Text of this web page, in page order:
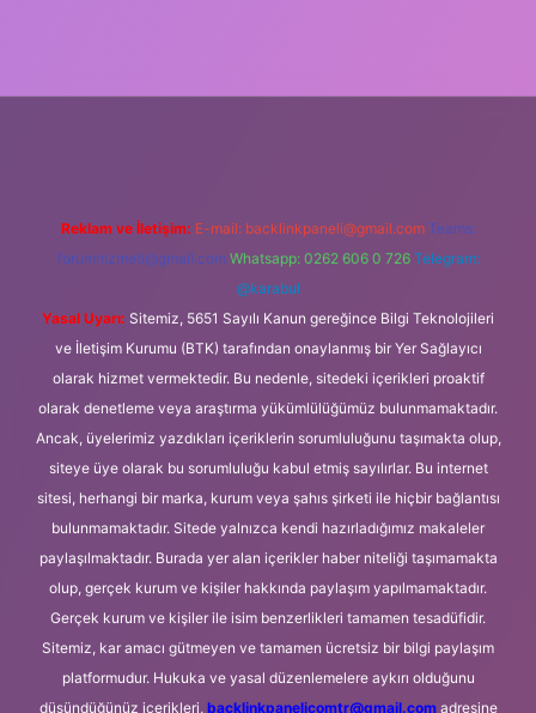
Reklam ve İletişim: E-mail: backlinkpaneli@gmail.com Teams:
forumhizmeti@gmail.com Whatsapp: 0262 606 0 726 Telegram:
@karabul
Yasal Uyarı: Sitemiz, 5651 Sayılı Kanun gereğince Bilgi Teknolojileri
ve İletişim Kurumu (BTK) tarafından onaylanmış bir Yer Sağlayıcı
olarak hizmet vermektedir. Bu nedenle, sitedeki içerikleri proaktif
olarak denetleme veya araştırma yükümlülüğümüz bulunmamaktadır.
Ancak, üyelerimiz yazdıkları içeriklerin sorumluluğunu taşımakta olup,
siteye üye olarak bu sorumluluğu kabul etmiş sayılırlar. Bu internet
sitesi, herhangi bir marka, kurum veya şahıs şirketi ile hiçbir bağlantısı
bulunmamaktadır. Sitede yalnızca kendi hazırladığımız makaleler
paylaşılmaktadır. Burada yer alan içerikler haber niteliği taşımamakta
olup, gerçek kurum ve kişiler hakkında paylaşım yapılmamaktadır.
Gerçek kurum ve kişiler ile isim benzerlikleri tamamen tesadüfidir.
Sitemiz, kar amacı gütmeyen ve tamamen ücretsiz bir bilgi paylaşım
platformudur. Hukuka ve yasal düzenlemelere aykırı olduğunu
düşündüğünüz içerikleri, backlinkpanelicomtr@gmail.comadresine